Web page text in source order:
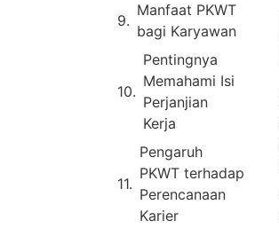
Manfaat PKWT
bagi Karyawan
Pentingnya
Memahami Isi
Perjanjian
Kerja
Pengaruh
PKWT terhadap
Perencanaan
Karier